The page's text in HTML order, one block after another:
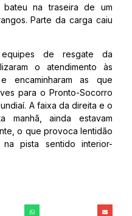
bateu na traseira de um
Parte da carga caiu
de resgate da
o atendimento às
encaminharam as que
para o Pronto-Socorro
A faixa da direita e o
manhã, ainda estavam
o que provoca lentidão
pista sentido interior-